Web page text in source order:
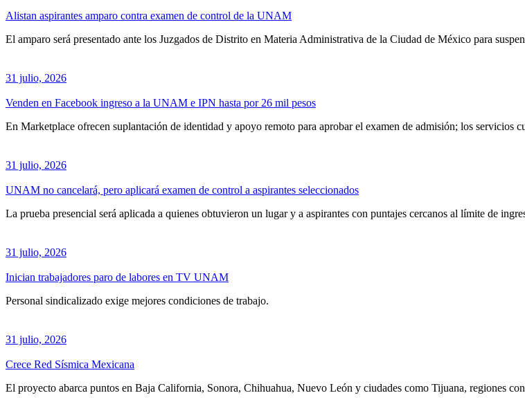
Alistan aspirantes amparo contra examen de control de la UNAM
El amparo será presentado ante los Juzgados de Distrito en Materia Administrativa de la Ciudad de México para
31 julio, 2026
Venden en Facebook ingreso a la UNAM e IPN hasta por 26 mil pesos
En Marketplace ofrecen suplantación de identidad y apoyo remoto para aprobar el examen de admisión; los servicios
31 julio, 2026
UNAM no cancelará, pero aplicará examen de control a aspirantes seleccionados
La prueba presencial será aplicada a quienes obtuvieron un lugar y a aspirantes con puntajes cercanos al límite de
31 julio, 2026
Inician trabajadores paro de labores en TV UNAM
Personal sindicalizado exige mejores condiciones de trabajo.
31 julio, 2026
Crece Red Sísmica Mexicana
El proyecto abarca puntos en Baja California, Sonora, Chihuahua, Nuevo León y ciudades como Tijuana, regiones